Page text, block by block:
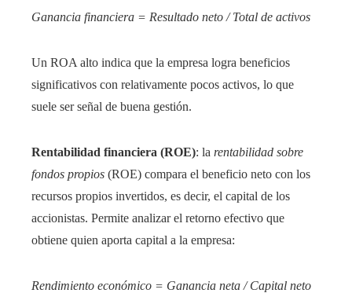
Ganancia financiera = Resultado neto / Total de activos
Un ROA alto indica que la empresa logra beneficios
significativos con relativamente pocos activos, lo que
suele ser señal de buena gestión.
Rentabilidad financiera (ROE): la rentabilidad sobre
fondos propios (ROE) compara el beneficio neto con los
recursos propios invertidos, es decir, el capital de los
accionistas. Permite analizar el retorno efectivo que
obtiene quien aporta capital a la empresa:
Rendimiento económico = Ganancia neta / Capital neto